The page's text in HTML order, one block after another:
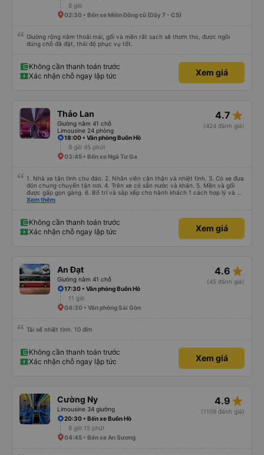
8 giờ
02:30 • Bến xe Miền Đông cũ (Dãy 7 - C5)
Giường rộng nằm thoải mái, gối và mền rất sạch sẽ thơm tho, được ngồi
đúng chỗ đã đặt, thái độ phục vụ tốt.
Không cần thanh toán trước
Xác nhận chỗ ngay lập tức
Xem giá
Thảo Lan
Giường nằm 41 chỗ
Limousine 24 phòng
4.7 star_rate
(424 đánh giá)
18:00 • Văn phòng Buôn Hồ
9 giờ 45 phút
03:45 • Bến xe Ngã Tư Ga
1. Nhà xe tận tình chu đáo. 2. Nhân viên cận thận và nhiệt tình. 3. Có xe đưa
đón chung chuyến tận nơi. 4. Trên xe có sẵn nước và khăn. 5. Mền và gối
được gấp gọn gàng. 6. Bố trí và sắp xếp cho hành khách 1 cách hợp lý và có
tâm. 7. Giá cả phải chăng phù hợp với túi tiền của học sinh sinh viên và dân
Xem thêm
Không cần thanh toán trước
Xác nhận chỗ ngay lập tức
Xem giá
An Đạt
Giường nằm 41 chỗ
4.6 star_rate
(45 đánh giá)
17:30 • Văn phòng Buôn Hồ
11 giờ
04:30 • Văn phòng Sài Gòn
Tài xế nhiệt tình. 10 đỉm
Không cần thanh toán trước
Xác nhận chỗ ngay lập tức
Xem giá
Cường Ny
Limousine 34 giường
4.9 star_rate
(1109 đánh giá)
20:30 • Bến xe Buôn Hồ
8 giờ 15 phút
04:45 • Bến xe An Sương